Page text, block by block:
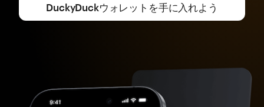
DuckyDuckウォレットを手に入れよう